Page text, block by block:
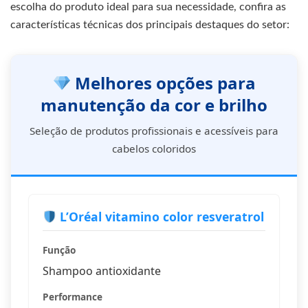
escolha do produto ideal para sua necessidade, confira as
características técnicas dos principais destaques do setor:
Melhores opções para
manutenção da cor e brilho
Seleção de produtos profissionais e acessíveis para
cabelos coloridos
L’Oréal vitamino color resveratrol
Função
Shampoo antioxidante
Performance